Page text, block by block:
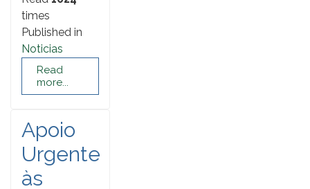
times
Published in
Noticias
Read
more...
Apoio
Urgente
às